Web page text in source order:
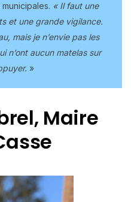
« Il faut une
et une grande vigilance.
mais je n’envie pas les
n’ont aucun matelas sur
»
Maire